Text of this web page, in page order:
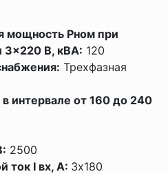
мощность Рном при
3×220 В, кВА: 120
Трехфазная
интервале от 160 до 240
2500
ток I вх, А: 3x180